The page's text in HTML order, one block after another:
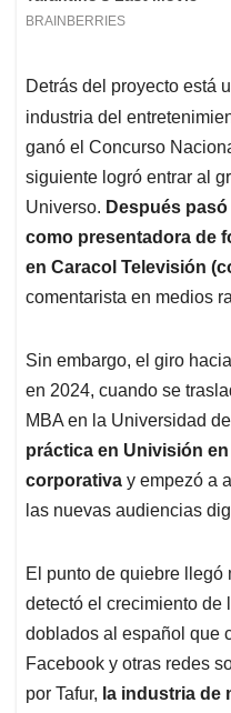
Detrás del proyecto está
industria del
ganó el Concurso
siguiente logró entrar al
Universo. Después
como presentadora de
en Caracol Televisión
comentarista en medios
Sin embargo, el giro
en 2024, cuando se
MBA en la Universidad
práctica en Univisión
corporativa y empezó a
las nuevas audiencias
El punto de quiebre llegó
detectó el crecimiento de
doblados al español que
Facebook y otras redes
por Tafur, la industria de